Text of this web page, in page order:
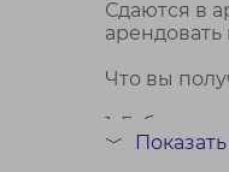
Сдаются в
Что вы
1. Гибкие
﹀